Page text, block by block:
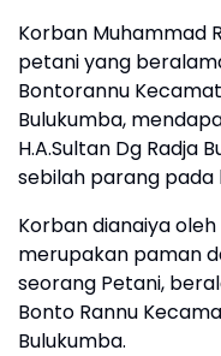
Korban Muhammad
petani yang
Bontorannu
Bulukumba,
H.A.Sultan Dg Radja
sebilah parang pada
Korban dianaiya
merupakan paman
seorang Petani,
Bonto Rannu
Bulukumba.